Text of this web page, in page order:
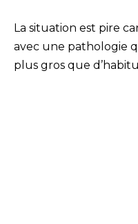
La situation est pire
avec une pathologie
plus gros que